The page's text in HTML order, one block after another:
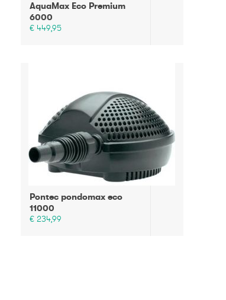
AquaMax Eco Premium
6000
€ 449,95
Pontec pondomax eco
11000
€ 234,99